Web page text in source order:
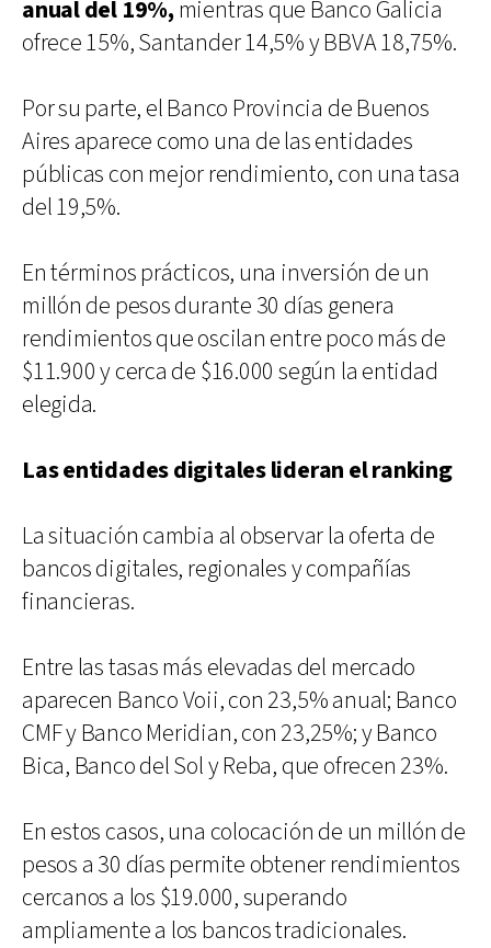
anual del 19%,mientras que Banco Galicia
ofrece 15%, Santander 14,5% y BBVA 18,75%.
Por su parte, el Banco Provincia de Buenos
Aires aparece como una de las entidades
públicas con mejor rendimiento, con una tasa
del 19,5%.
En términos prácticos, una inversión de un
millón de pesos durante 30 días genera
rendimientos que oscilan entre poco más de
$11.900 y cerca de $16.000 según la entidad
elegida.
Las entidades digitales lideran el ranking
La situación cambia al observar la oferta de
bancos digitales, regionales y compañías
financieras.
Entre las tasas más elevadas del mercado
aparecen Banco Voii, con 23,5% anual; Banco
CMF y Banco Meridian, con 23,25%; y Banco
Bica, Banco del Sol y Reba, que ofrecen 23%.
En estos casos, una colocación de un millón de
pesos a 30 días permite obtener rendimientos
cercanos a los $19.000, superando
ampliamente a los bancos tradicionales.